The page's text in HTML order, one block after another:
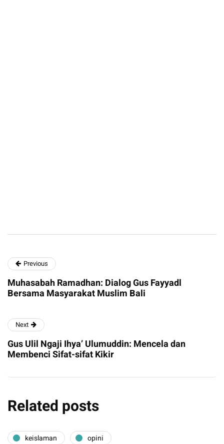
Previous
Muhasabah Ramadhan: Dialog Gus Fayyadl
Bersama Masyarakat Muslim Bali
Next
Gus Ulil Ngaji Ihya’ Ulumuddin: Mencela dan
Membenci Sifat-sifat Kikir
Related posts
keislaman opini